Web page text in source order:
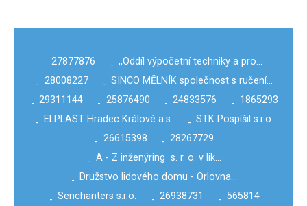
27877876 - ,,Oddíl výpočetní techniky a pro…
- 28008227 - SINCO MĚLNÍK společnost s ručení…
- 29311144 - 25876490 - 24833576 - 1865293
- ELPLAST Hradec Králové a.s. - STK Pospíšil s.r.o.
- 26615398 - 28267729
- A - Z inženýring s. r. o. v lik…
- Družstvo lidového domu - Orlovna…
- Senchanters s.r.o. - 26938731 - 565814